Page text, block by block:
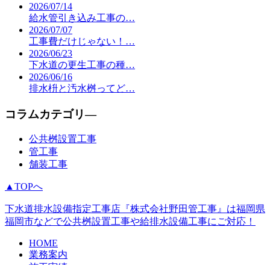
2026/07/14
給水管引き込み工事の…
2026/07/07
工事費だけじゃない！…
2026/06/23
下水道の更生工事の種…
2026/06/16
排水枡と汚水桝ってど…
コラムカテゴリ―
公共桝設置工事
管工事
舗装工事
▲TOPへ
下水道排水設備指定工事店『株式会社野田管工事』は福岡県
福岡市などで公共桝設置工事や給排水設備工事にご対応！
HOME
業務案内